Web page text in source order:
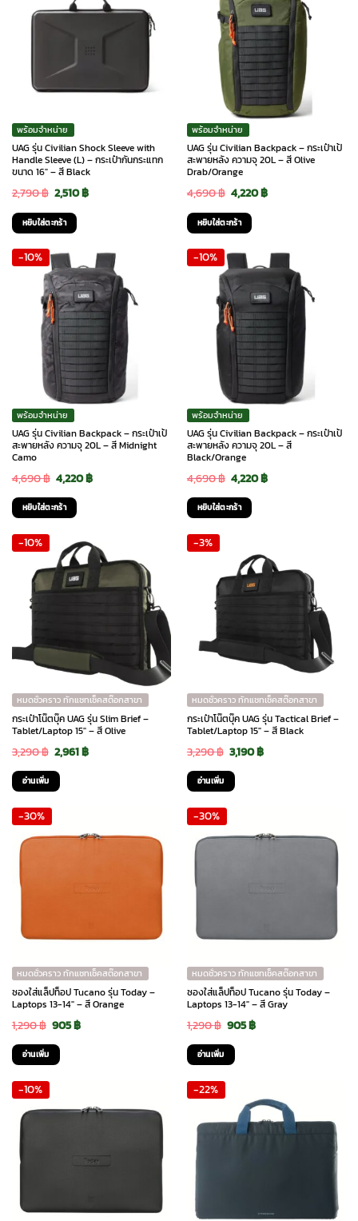
พร้อมจำหน่าย
UAG รุ่น Civilian Shock Sleeve with
Handle Sleeve (L) – กระเป๋ากันกระแทก
ขนาด 16″ – สี Black
2,790฿ Original
price
was:
2,790 ฿.
2,510฿Current
2,510 ฿.
หยิบใส่ตะกร้า
พร้อมจำหน่าย
UAG รุ่น Civilian Backpack – กระเป๋าเป้
สะพายหลัง ความจุ 20L – สี Olive
Drab/Orange
4,690฿ Original
price
was:
4,690 ฿.
4,220฿Current
4,220 ฿.
หยิบใส่ตะกร้า
-10%
พร้อมจำหน่าย
UAG รุ่น Civilian Backpack – กระเป๋าเป้
สะพายหลัง ความจุ 20L – สี Midnight
Camo
4,690฿ Original
price
was:
4,690 ฿.
4,220฿Current
4,220 ฿.
หยิบใส่ตะกร้า
-10%
พร้อมจำหน่าย
UAG รุ่น Civilian Backpack – กระเป๋าเป้
สะพายหลัง ความจุ 20L – สี
Black/Orange
4,690฿ Original
price
was:
4,220฿Current
หยิบใส่ตะกร้า
-10%
หมดชั่วคราว ทักแชทเช็คสต๊อกสาขา
กระเป๋าโน๊ตบุ๊ค UAG รุ่น Slim Brief –
Tablet/Laptop 15″ – สี Olive
3,290฿ Original
price
was:
2,961฿Current
อ่านเพิ่ม
-3%
หมดชั่วคราว ทักแชทเช็คสต๊อกสาขา
กระเป๋าโน๊ตบุ๊ค UAG รุ่น Tactical Brief –
Tablet/Laptop 15″ – สี Black
3,290฿ Original
price
was:
3,190฿Current
อ่านเพิ่ม
-30%
หมดชั่วคราว ทักแชทเช็คสต๊อกสาขา
ซองใส่แล็ปท็อป Tucano รุ่น Today –
Laptops 13-14″ – สี Orange
1,290฿ Original
price
was:
905฿Current
อ่านเพิ่ม
-30%
หมดชั่วคราว ทักแชทเช็คสต๊อกสาขา
ซองใส่แล็ปท็อป Tucano รุ่น Today –
Laptops 13-14″ – สี Gray
1,290฿ Original
price
was:
905฿Current
อ่านเพิ่ม
-10% -22%